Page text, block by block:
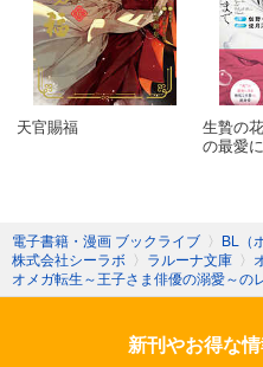
天官賜福
生贄の
の最愛
電子書籍・漫画 ブックライブ 〉 BL（
株式会社シーラボ 〉 ラルーナ文庫 〉
オメガ転生～王子さま俳優の溺愛～の
新刊やお得な